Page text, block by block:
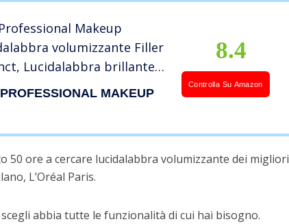
Makeup
volumizzante Filler
Lucidalabbra brillante,
Formula vegana, 2,5
MAKEUP
8.4
Controlla Su Amazon
50 ore a cercare lucidalabbra volumizzante dei migliori
L’Oréal Paris.
abbia tutte le funzionalità di cui hai bisogno.